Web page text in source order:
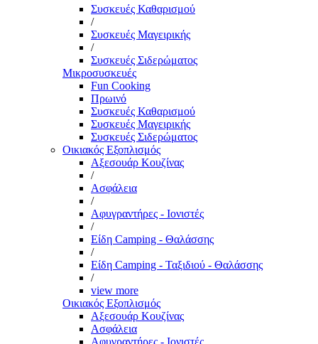
Συσκευές Καθαρισμού
/
Συσκευές Μαγειρικής
/
Συσκευές Σιδερώματος
Μικροσυσκευές
Fun Cooking
Πρωινό
Συσκευές Καθαρισμού
Συσκευές Μαγειρικής
Συσκευές Σιδερώματος
Οικιακός Εξοπλισμός
Αξεσουάρ Κουζίνας
/
Ασφάλεια
/
Αφυγραντήρες - Ιονιστές
/
Είδη Camping - Θαλάσσης
/
Είδη Camping - Ταξιδιού - Θαλάσσης
/
view more
Οικιακός Εξοπλισμός
Αξεσουάρ Κουζίνας
Ασφάλεια
Αφυγραντήρες - Ιονιστές